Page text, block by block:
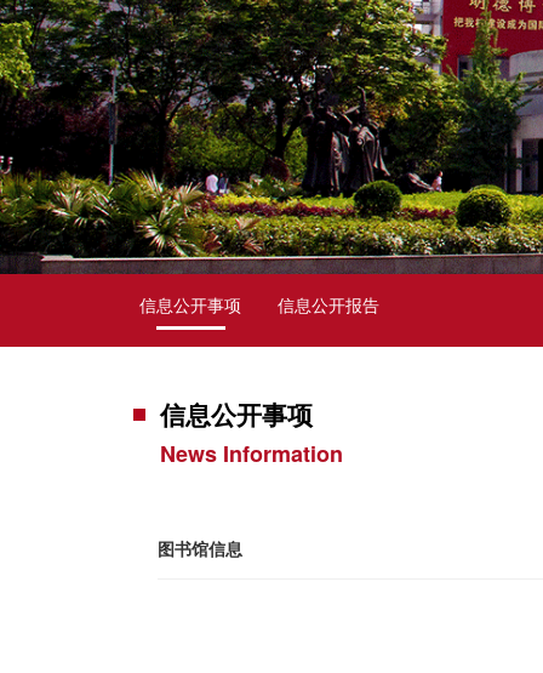
信息公开事项 信息公开报告
信息公开事项
News Information
图书馆信息